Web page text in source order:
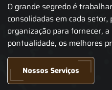
O grande segredo é
consolidadas em cada
organização para fornecer,
pontualidade, os melhores
Nossos Serviços